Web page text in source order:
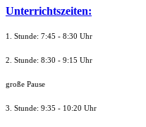
Unterrichtszeiten:
1. Stunde: 7:45 - 8:30 Uhr
2. Stunde: 8:30 - 9:15 Uhr
große Pause
3. Stunde: 9:35 - 10:20 Uhr